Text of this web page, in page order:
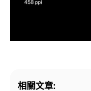
相關文章: